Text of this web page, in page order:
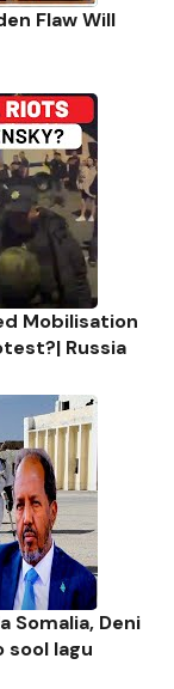
Flaw Will
Mobilisation
Russia
Somalia, Deni
sool lagu